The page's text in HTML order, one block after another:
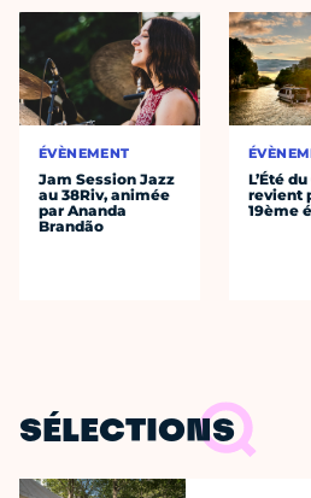
ÉVÈNEMENT
Jam Session Jazz
au 38Riv, animée
par Ananda
Brandão
L’Été
revient
19ème
SÉLECTIONS